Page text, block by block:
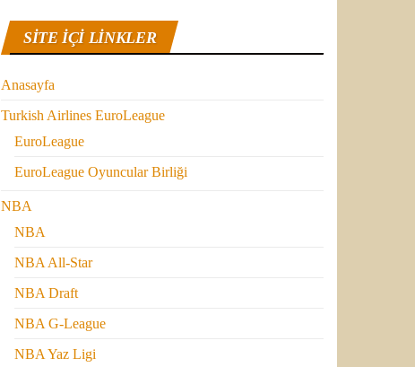
SITE IÇI LINKLER
Anasayfa
Turkish Airlines EuroLeague
EuroLeague
EuroLeague Oyuncular Birliği
NBA
NBA
NBA All-Star
NBA Draft
NBA G-League
NBA Yaz Ligi